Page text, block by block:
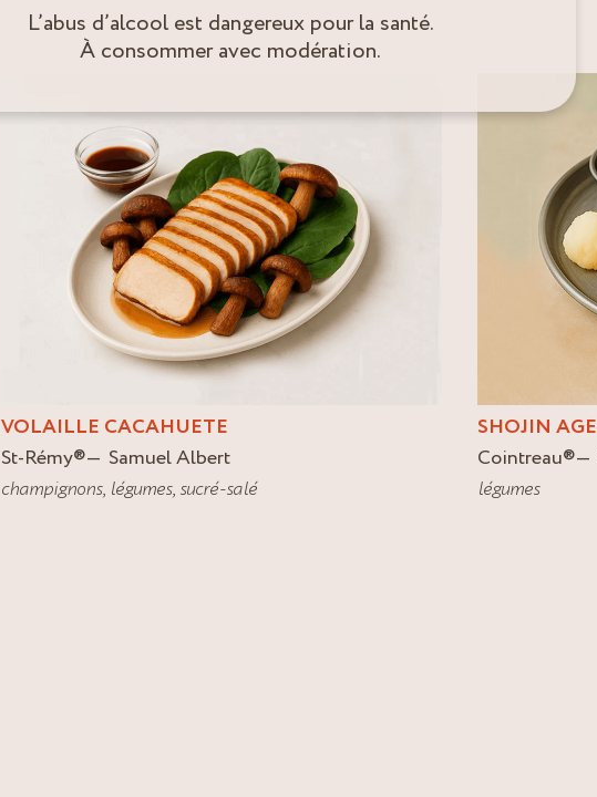
VOLAILLE CACAHUETE
St-Rémy®
Samuel Albert
champignons, légumes, sucré-salé
SHOJIN AGE
Cointreau®
légumes
L’abus d’alcool est dangereux pour la santé.
À consommer avec modération.